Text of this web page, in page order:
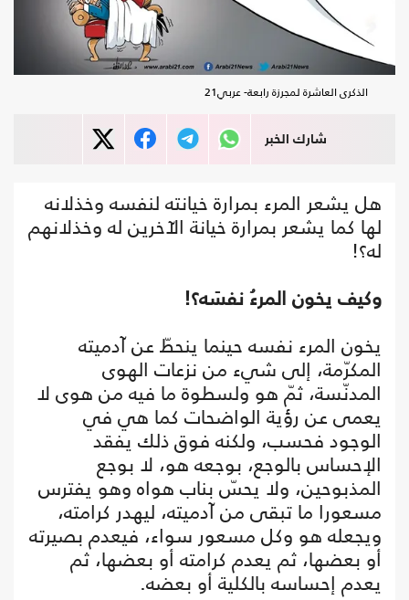
الذكرى العاشرة لمجرزة رابعة- عربي21
شارك الخبر
هل يشعر المرء بمرارة خيانته لنفسه وخذلانه
لها كما يشعر بمرارة خيانة الآخرين له وخذلانهم
له؟!
وكيف يخون المرءُ نفسَه؟!
يخون المرء نفسه حينما ينحطّ عن آدميته
المكرّمة، إلى شيء من نزعات الهوى
المدنّسة، ثمّ هو ولسطوة ما فيه من هوى لا
يعمى عن رؤية الواضحات كما هي في
الوجود فحسب، ولكنه فوق ذلك يفقد
الإحساس بالوجع، بوجعه هو، لا بوجع
المذبوحين، ولا يحسّ بناب هواه وهو يفترس
مسعورا ما تبقى من آدميته، ليهدر كرامته،
ويجعله هو وكل مسعور سواء، فيعدم بصيرته
أو بعضها، ثم يعدم كرامته أو بعضها، ثم
يعدم إحساسه بالكلية أو بعضه.